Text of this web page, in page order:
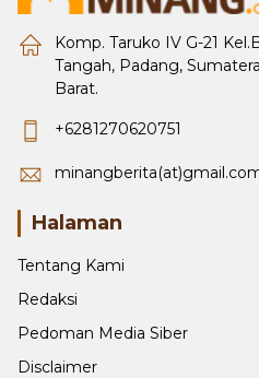
Komp. Taruko IV G-21
Tangah, Padang,
Barat.
+6281270620751
Halaman
Tentang Kami
Redaksi
Pedoman Media Siber
Disclaimer